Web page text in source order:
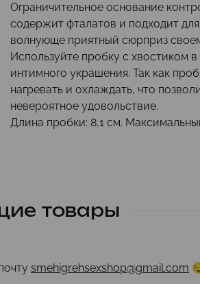
Ограничительное основание
содержит фталатов и подходит
волнующе приятный сюрприз
Используйте пробку с хвостиком
интимного украшения. Так как
нагревать и охлаждать, что
невероятное удовольствие.
Длина пробки: 8,1 см.
товары
smehigrehsexshop@gmail.com